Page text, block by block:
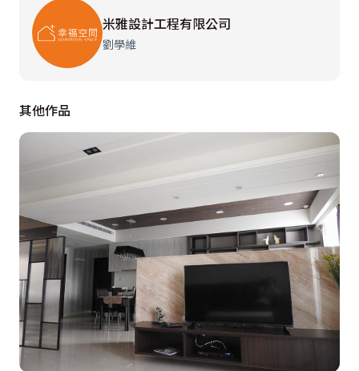
米雅設計工程有限公司
劉學維
其他作品